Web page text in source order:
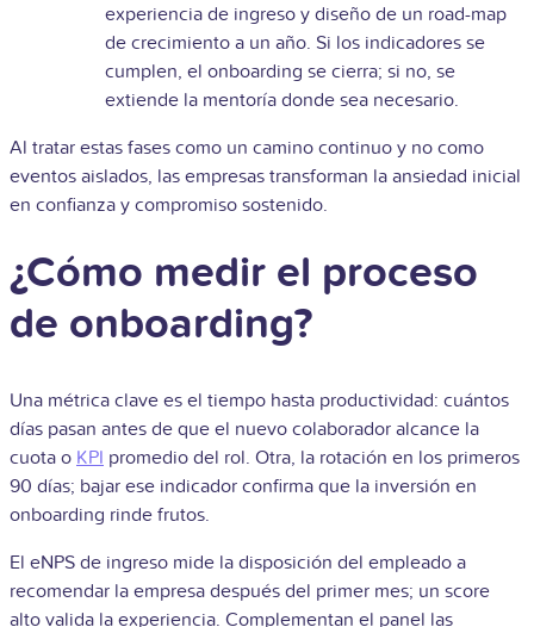
experiencia de ingreso y diseño de un road-map
de crecimiento a un año. Si los indicadores se
cumplen, el onboarding se cierra; si no, se
extiende la mentoría donde sea necesario.
Al tratar estas fases como un camino continuo y no como
eventos aislados, las empresas transforman la ansiedad inicial
en confianza y compromiso sostenido.
¿Cómo medir el proceso
de onboarding?
Una métrica clave es el tiempo hasta productividad: cuántos
días pasan antes de que el nuevo colaborador alcance la
cuota o KPI promedio del rol. Otra, la rotación en los primeros
90 días; bajar ese indicador confirma que la inversión en
onboarding rinde frutos.
El eNPS de ingreso mide la disposición del empleado a
recomendar la empresa después del primer mes; un score
alto valida la experiencia. Complementan el panel las